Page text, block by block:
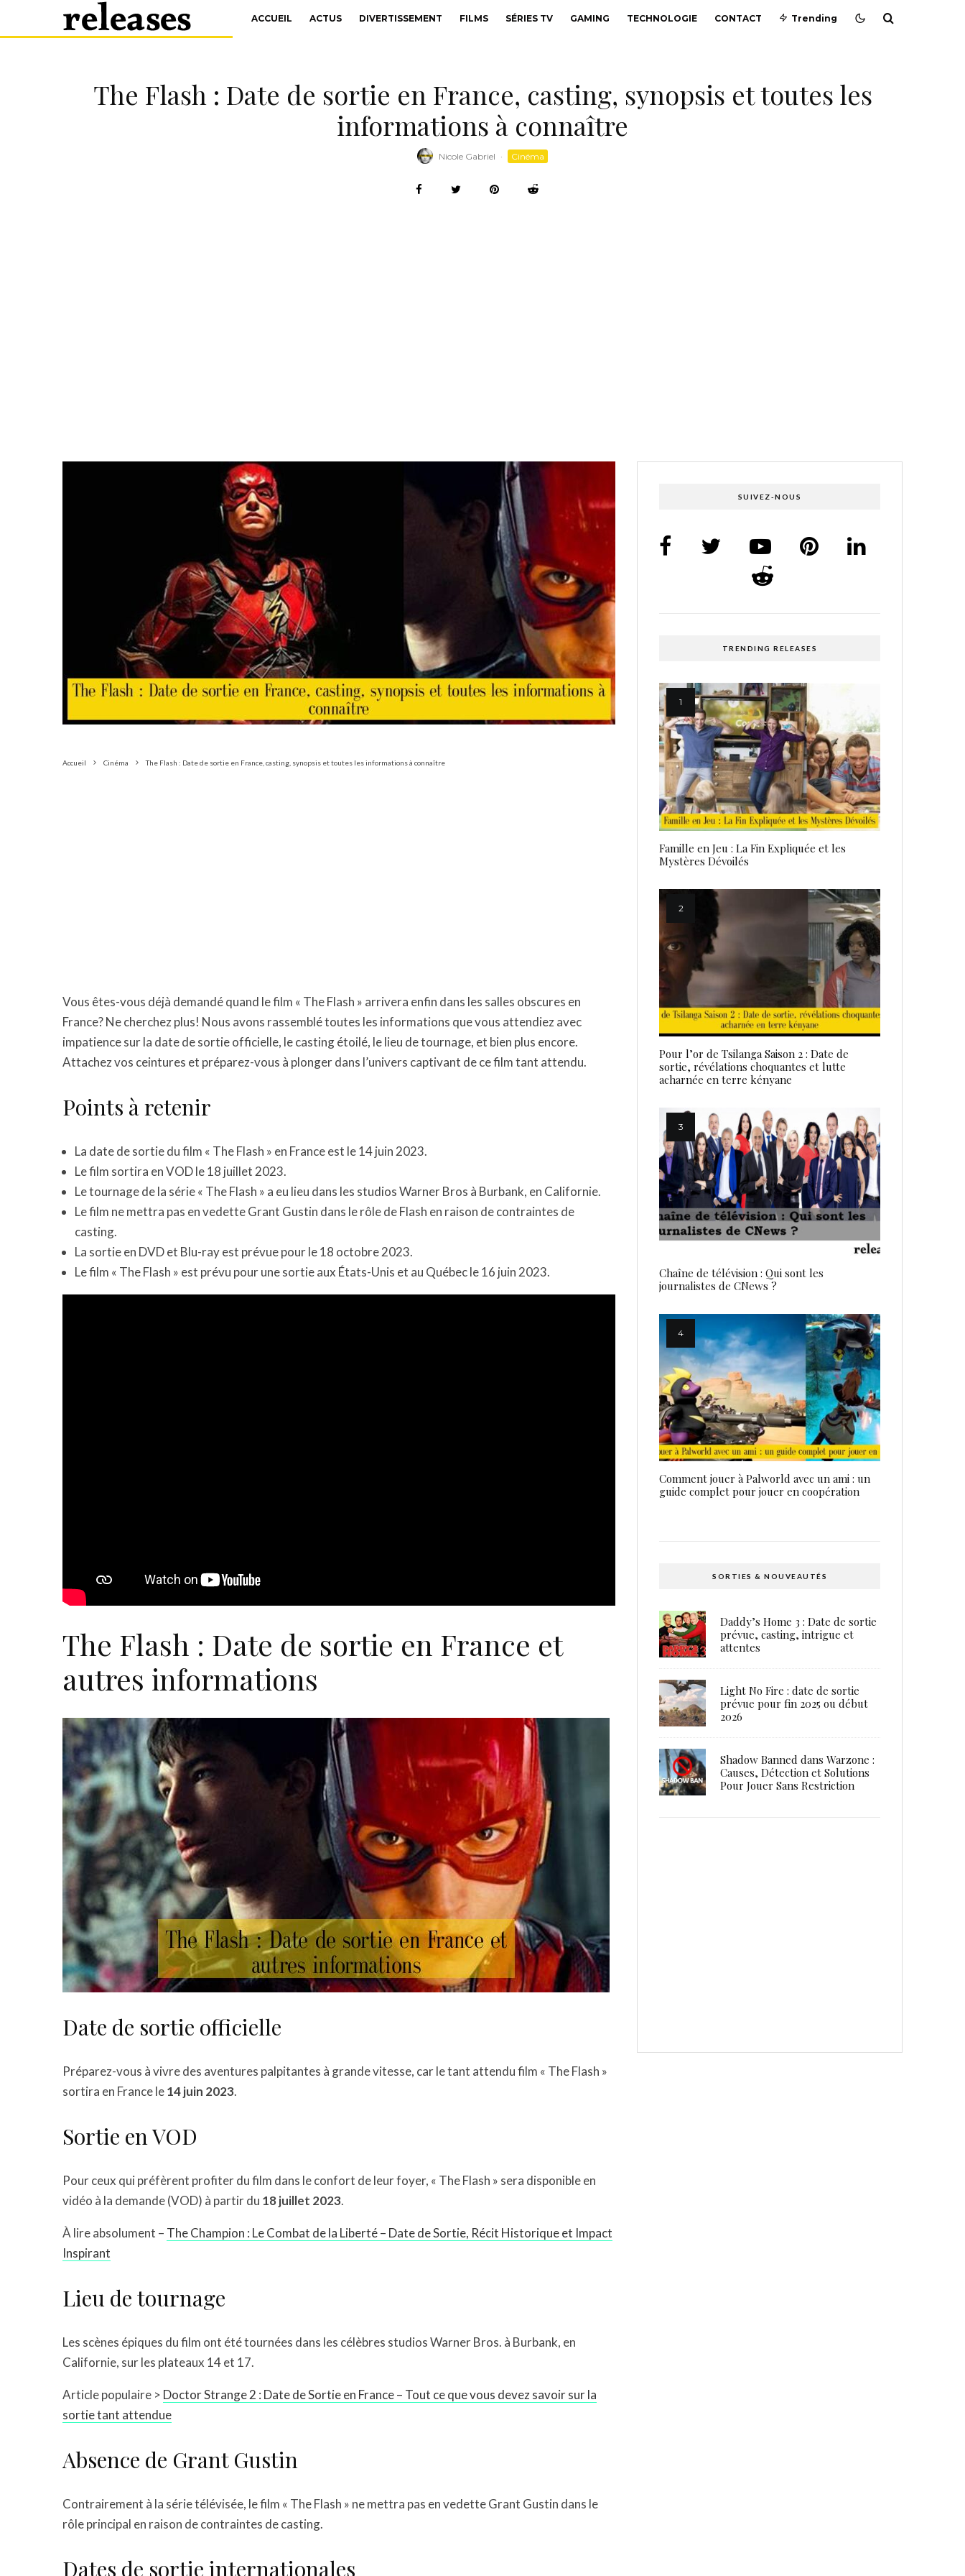
ACCUEIL ACTUS DIVERTISSEMENT FILMS SÉRIES TV GAMING TECHNOLOGIE CONTACT Trending
The Flash : Date de sortie en France, casting, synopsis et toutes les
informations à connaître
Nicole Gabriel · Cinéma
Accueil Cinéma The Flash : Date de sortie en France, casting, synopsis et toutes les informations à connaître
Vous êtes-vous déjà demandé quand le film « The Flash » arrivera enfin dans les salles obscures en
France? Ne cherchez plus! Nous avons rassemblé toutes les informations que vous attendiez avec
impatience sur la date de sortie officielle, le casting étoilé, le lieu de tournage, et bien plus encore.
Attachez vos ceintures et préparez-vous à plonger dans l’univers captivant de ce film tant attendu.
Points à retenir
La date de sortie du film « The Flash » en France est le 14 juin 2023.
Le film sortira en VOD le 18 juillet 2023.
Le tournage de la série « The Flash » a eu lieu dans les studios Warner Bros à Burbank, en Californie.
Le film ne mettra pas en vedette Grant Gustin dans le rôle de Flash en raison de contraintes de
casting.
La sortie en DVD et Blu-ray est prévue pour le 18 octobre 2023.
Le film « The Flash » est prévu pour une sortie aux États-Unis et au Québec le 16 juin 2023.
The Flash : Date de sortie en France et
autres informations
Date de sortie officielle
Préparez-vous à vivre des aventures palpitantes à grande vitesse, car le tant attendu film « The Flash »
sortira en France le14 juin 2023.
Sortie en VOD
Pour ceux qui préfèrent profiter du film dans le confort de leur foyer, « The Flash » sera disponible en
vidéo à la demande (VOD) à partir du 18 juillet 2023.
À lire absolument – The Champion : Le Combat de la Liberté – Date de Sortie, Récit Historique et Impact
Inspirant
Lieu de tournage
Les scènes épiques du film ont été tournées dans les célèbres studios Warner Bros. à Burbank, en
Californie, sur les plateaux 14 et 17.
Article populaire > Doctor Strange 2 : Date de Sortie en France – Tout ce que vous devez savoir sur la
sortie tant attendue
Absence de Grant Gustin
Contrairement à la série télévisée, le film « The Flash » ne mettra pas en vedette Grant Gustin dans le
rôle principal en raison de contraintes de casting.
Dates de sortie internationales
SUIVEZ-NOUS
TRENDING RELEASES
Famille en Jeu : La Fin Expliquée et les
Mystères Dévoilés
Pour l’or de Tsilanga Saison 2 : Date de
sortie, révélations choquantes et lutte
acharnée en terre kényane
Chaîne de télévision : Qui sont les
journalistes de CNews ?
Comment jouer à Palworld avec un ami : un
guide complet pour jouer en coopération
SORTIES & NOUVEAUTÉS
Daddy’s Home 3 : Date de sortie
prévue, casting, intrigue et
attentes
Light No Fire : date de sortie
prévue pour fin 2025 ou début
2026
Shadow Banned dans Warzone :
Causes, Détection et Solutions
Pour Jouer Sans Restriction